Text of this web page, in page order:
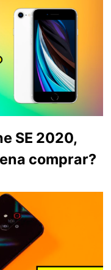
SE 2020,
comprar?